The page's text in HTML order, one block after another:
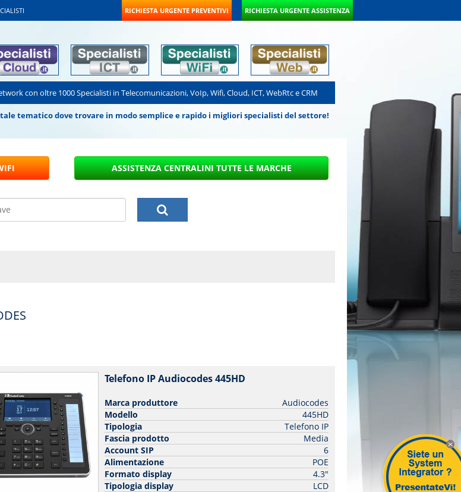
X
RICHIESTA URGENTE PREVENTIVI RICHIESTA URGENTE ASSISTENZA
con oltre 1000 Specialisti in Telecomunicazioni, VoIp, Wifi, Cloud, ICT, WebRtc e CRM
tematico dove trovare in modo semplice e rapido i migliori specialisti del settore!
Telefono IP Audiocodes 445HD
Marca produttore
Audiocodes
Modello
445HD
Tipologia
Telefono IP
Fascia prodotto
Media
Account SIP
6
Alimentazione
POE
Formato display
4.3"
Tipologia display
LCD